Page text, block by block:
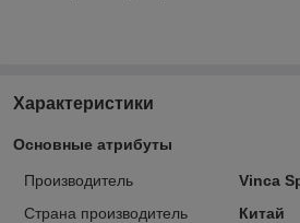
Характеристики
Основные атрибуты
Производитель
Vinca
Страна производитель
Китай